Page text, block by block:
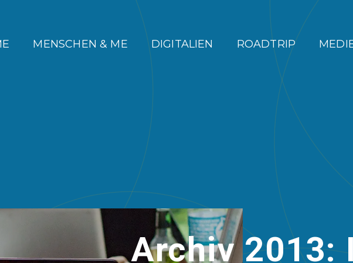
MENSCHEN & ME DIGITALIEN ROADTRIP
Archiv 2013: